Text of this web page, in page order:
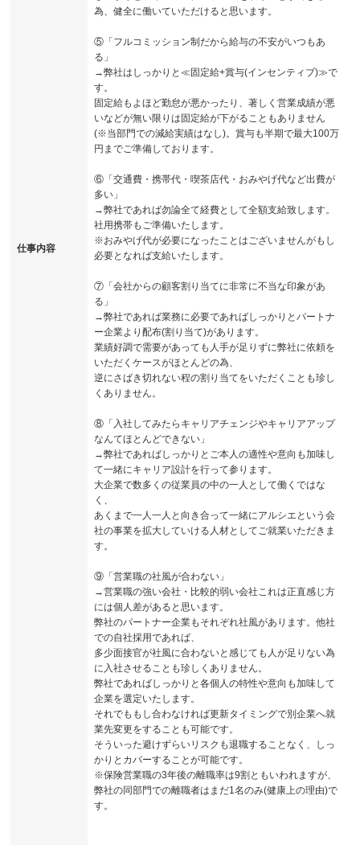
仕事内容
為、健全に働いていただけると思います。
⑤「フルコミッション制だから給与の不安がいつもあ
る」
→弊社はしっかりと≪固定給+賞与(インセンティブ)≫で
す。
固定給もよほど勤怠が悪かったり、著しく営業成績が悪
いなどが無い限りは固定給が下がることもありません
(※当部門での減給実績はなし)。賞与も半期で最大100万
円までご準備しております。
⑥「交通費・携帯代・喫茶店代・おみやげ代など出費が
多い」
→弊社であれば勿論全て経費として全額支給致します。
社用携帯もご準備いたします。
※おみやげ代が必要になったことはございませんがもし
必要となれば支給いたします。
⑦「会社からの顧客割り当てに非常に不当な印象があ
る」
→弊社であれば業務に必要であればしっかりとパートナ
ー企業より配布(割り当て)があります。
業績好調で需要があっても人手が足りずに弊社に依頼を
いただくケースがほとんどの為、
逆にさばき切れない程の割り当てをいただくことも珍し
くありません。
⑧「入社してみたらキャリアチェンジやキャリアアップ
なんてほとんどできない」
→弊社であればしっかりとご本人の適性や意向も加味し
て一緒にキャリア設計を行って参ります。
大企業で数多くの従業員の中の一人として働くではな
く、
あくまで一人一人と向き合って一緒にアルシエという会
社の事業を拡大していける人材としてご就業いただきま
す。
⑨「営業職の社風が合わない」
→営業職の強い会社・比較的弱い会社これは正直感じ方
には個人差があると思います。
弊社のパートナー企業もそれぞれ社風があります。他社
での自社採用であれば、
多少面接官が社風に合わないと感じても人が足りない為
に入社させることも珍しくありません。
弊社であればしっかりと各個人の特性や意向も加味して
企業を選定いたします。
それでももし合わなければ更新タイミングで別企業へ就
業先変更をすることも可能です。
そういった避けずらいリスクも退職することなく、しっ
かりとカバーすることが可能です。
※保険営業職の3年後の離職率は9割ともいわれますが、
弊社の同部門での離職者はまだ1名のみ(健康上の理由)で
す。